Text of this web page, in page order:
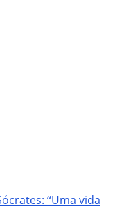
“Uma vida